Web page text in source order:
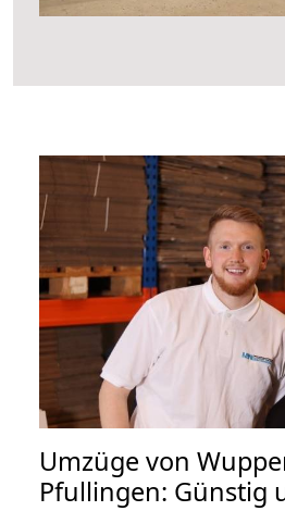
Umzüge von
Pfullingen: Günstig